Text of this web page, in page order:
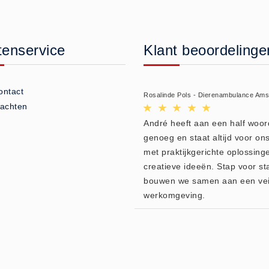
Klant
Rosalinde Pols - Dierenambulance
André heeft aan een half
genoeg en staat altijd voor
met praktijkgerichte
creatieve ideeën. Stap voor
bouwen we samen aan een
werkomgeving.